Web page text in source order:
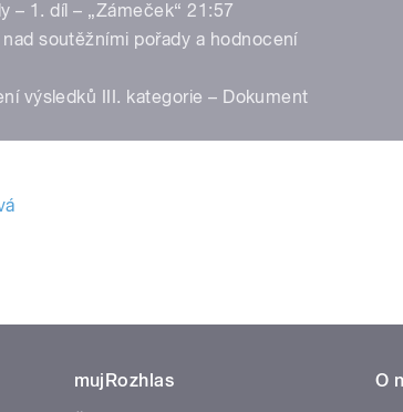
– 1. díl – „Zámeček“ 21:57
nad soutěžními pořady a hodnocení
výsledků III. kategorie – Dokument
mujRozhlas
O